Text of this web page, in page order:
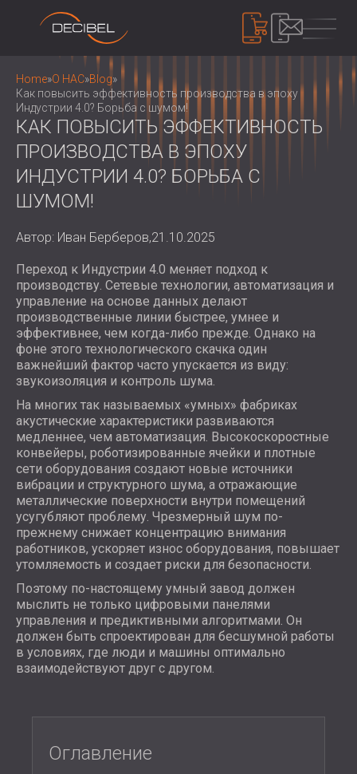
ПРОДУКТЫ
ЗВУКОИЗОЛЯЦИЯ
ЗВУКОИЗОЛЯЦИЯ ДЛЯ СТЕН
ЗВУКОИЗОЛЯЦИЯ ДЛЯ ПОТОЛКОВ
ЗВУКОИЗОЛЯЦИЯ ДЛЯ ПОЛОВ
АКУСТИЧЕСКИЕ ПАНЕЛИ
ECO-FRIENDLY ACOUSTIC PANELS AND
ПЕРФОРИРОВАННЫЕ ДЕРЕВЯННЫЕ
АКУСТИЧЕСКИЕ ПАНЕЛИ
АКУСТИЧЕСКИЕ ПАНЕЛИ И
ПЕРЕГОРОДКИ С ТЕКСТИЛЬНЫМ
ПОКРЫТИЕМ
РЕЕЧНЫЕ ДЕРЕВЯННЫЕ
АКУСТИЧЕСКИЕ ПАНЕЛИ
WOOD WOOL АКУСТИЧЕСКИЕ ПАНЕЛИ
ПОГЛОТИТЕЛИ ПЕНЫ И БАСОВЫЕ
ЛОВУШКИ
ВСЕ АКУСТИЧЕСКИЕ ПАНЕЛИ
КОНТРОЛЬ ШУМА
ЗВУКОИЗОЛЯЦИОННЫЕ КОРПУСА,
КАБИНЫ И БАРЬЕРЫ
ЖАЛЮЗИ И ГЛУШИТЕЛИ
ANTI VIBRATION MOUNTS, PADS AND
HANGERS
КАБИНЫ ДЛЯ АУДИОЛОГОВ
УСТРОЙСТВА
ИЗМЕРИТЕЛИ УРОВНЯ ЗВУКА
ЗВУКОИЗОЛЯЦИОННОЕ УСТРОЙСТВО,
ДОЗИМЕТРЫ И ЗАЩИТНЫЕ
КОМПЛЕКТЫ
О НАС
КТО МЫ
BLOG
НОВОСТИ
VIDEO
РЕКОМЕНДАЦИИ
ЧЛЕНСТВО
СЕКТОРОВ
ЗВУКОИЗОЛЯЦИЯ И АКУСТИКА ДЛЯ
ЖИЛЫЕ ДОМА
C SOUND INSULATION AND ACOUSTICS
FOR PRODUCTION FACILITIES
ЗВУКОИЗОЛЯЦИЯ И АКУСТИКА ДЛЯ
ОФИСЫ
SOUNDPROOFING AND АCOUSTICS OF
MACHINES AND EQUIPMENT
ЗВУКОИЗОЛЯЦИЯ И АКУСТИКА ДЛЯ
ПРОФЕССИОНАЛЬНЫЕ СТУДИИ
ЗВУКОИЗОЛЯЦИЯ И АКУСТИКА ДЛЯ
ЛАБОРАТОРИИ
ЗВУКОИЗОЛЯЦИЯ И АКУСТИКА ДЛЯ
РЕСТОРАНЫ И КЛУБЫ
ЗАЛЫ
СЕРВИСЫ
АКУСТИЧЕСКИЙ КОНСАЛТИНГ
АКУСТИЧЕСКОЕ МОДЕЛИРОВАНИЕ
АКУСТИЧЕСКАЯ ИНЖЕНЕРИЯ
ИЗМЕРЕНИЕ
КУРИРОВАНИЕ ПРОЕКТОВ
ВЫПОЛНЕНИЕ ПРОЕКТА
ПРОЕКТЫ
КОНТАКТЫ
DOWNLOAD AREA
РОССИЯ (RU)
БЪЛГАРИЯ (BG)
GREAT BRITAIN (GB)
DEUTSCHLAND (DE)
POLAND (PL)
ПОИСК
Home»О НАС»Blog»
Как повысить эффективность производства в эпоху
Индустрии 4.0? Борьба с шумом!
КАК ПОВЫСИТЬ ЭФФЕКТИВНОСТЬ
ПРОИЗВОДСТВА В ЭПОХУ
ИНДУСТРИИ 4.0? БОРЬБА С
ШУМОМ!
Автор: Иван Берберов,21.10.2025
Переход к Индустрии 4.0 меняет подход к
производству. Сетевые технологии, автоматизация и
управление на основе данных делают
производственные линии быстрее, умнее и
эффективнее, чем когда-либо прежде. Однако на
фоне этого технологического скачка один
важнейший фактор часто упускается из виду:
звукоизоляция и контроль шума.
На многих так называемых «умных» фабриках
акустические характеристики развиваются
медленнее, чем автоматизация. Высокоскоростные
конвейеры, роботизированные ячейки и плотные
сети оборудования создают новые источники
вибрации и структурного шума, а отражающие
металлические поверхности внутри помещений
усугубляют проблему. Чрезмерный шум по-
прежнему снижает концентрацию внимания
работников, ускоряет износ оборудования, повышает
утомляемость и создает риски для безопасности.
Поэтому по-настоящему умный завод должен
мыслить не только цифровыми панелями
управления и предиктивными алгоритмами. Он
должен быть спроектирован для бесшумной работы
в условиях, где люди и машины оптимально
взаимодействуют друг с другом.
Оглавление